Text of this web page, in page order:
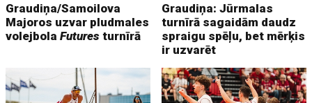
Graudiņa/Samoilova
Majoros uzvar pludmales
volejbolaFutures turnīrā
Graudiņa: Jūrmalas
turnīrā sagaidām daudz
spraigu spēļu, bet mērķis
ir uzvarēt